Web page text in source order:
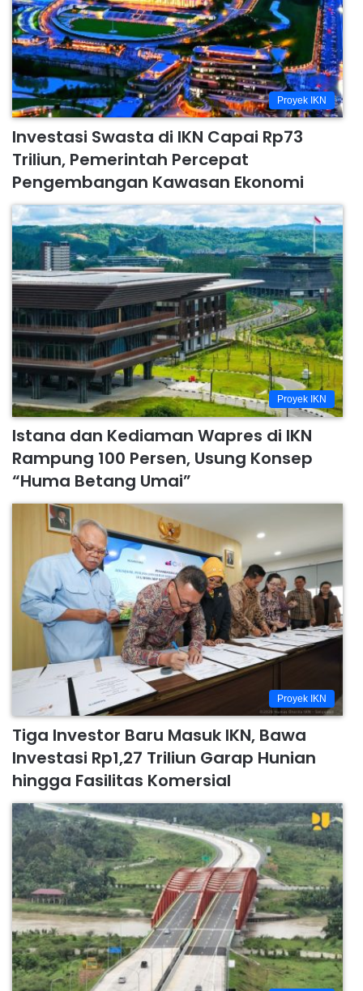
Proyek IKN
Investasi Swasta di IKN Capai Rp73
Triliun, Pemerintah Percepat
Pengembangan Kawasan Ekonomi
Proyek IKN
Istana dan Kediaman Wapres di IKN
Rampung 100 Persen, Usung Konsep
“Huma Betang Umai”
Proyek IKN
Tiga Investor Baru Masuk IKN, Bawa
Investasi Rp1,27 Triliun Garap Hunian
hingga Fasilitas Komersial